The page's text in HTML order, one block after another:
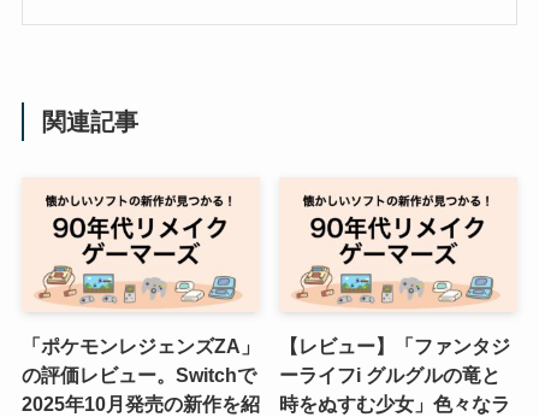
関連記事
「ポケモンレジェンズZA」
の評価レビュー。Switchで
2025年10月発売の新作を紹
【レビュー】「ファンタジ
ーライフi グルグルの竜と
時をぬすむ少女」色々なラ